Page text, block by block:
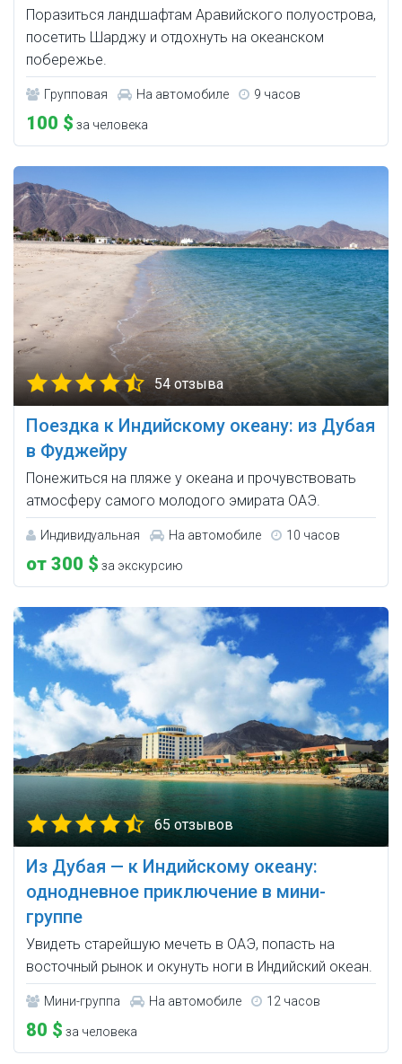
Поразиться ландшафтам Аравийского полуострова,
посетить Шарджу и отдохнуть на океанском
побережье.
Групповая На автомобиле 9 часов
100 $ за человека
54 отзыва
Поездка к Индийскому океану: из Дубая
в Фуджейру
Понежиться на пляже у океана и прочувствовать
атмосферу самого молодого эмирата ОАЭ.
Индивидуальная На автомобиле 10 часов
от 300 $ за экскурсию
65 отзывов
Из Дубая — к Индийскому океану:
однодневное приключение в мини-
группе
Увидеть старейшую мечеть в ОАЭ, попасть на
восточный рынок и окунуть ноги в Индийский океан.
Мини-группа На автомобиле 12 часов
80 $ за человека